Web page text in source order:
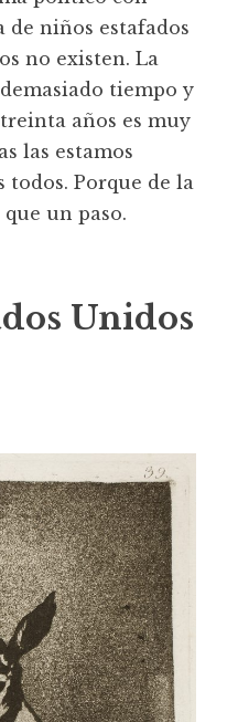
de niños estafados
no existen. La
tiempo y
años es muy
las estamos
todos. Porque de la
un paso.
Unidos